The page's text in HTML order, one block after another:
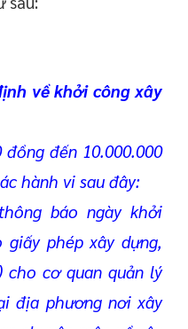
về khởi công xây
đến 10.000.000
hành vi sau đây:
báo ngày khởi
phép xây dựng,
cơ quan quản lý
địa phương nơi xây